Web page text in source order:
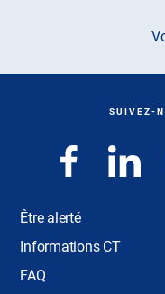
de
de
de
SUIVEZ-
Être alerté
Informations CT
FAQ